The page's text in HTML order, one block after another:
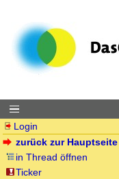
Login
zurück zur Hauptseite
in Thread öffnen
Ticker